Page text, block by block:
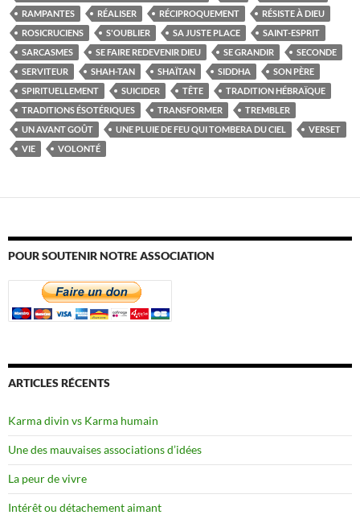
RAMPANTES
RÉALISER RÉCIPROQUEMENT
RÉSISTE À DIEU
ROSICRUCIENS
S'OUBLIER SA JUSTE PLACE
SAINT-ESPRIT
SARCASMES
SE FAIRE REDEVENIR DIEU SE GRANDIR
SECONDE
SERVITEUR
SHAH-TAN SHAÏTAN SIDDHA
SON PÈRE
SPIRITUELLEMENT
SUICIDER TÊTE
TRADITION HÉBRAÏQUE
TRADITIONS ÉSOTÉRIQUES
TRANSFORMER
TREMBLER
UN AVANT GOÛT
UNE PLUIE DE FEU QUI TOMBERA DU CIEL
VERSET
VIE
VOLONTÉ
POUR SOUTENIR NOTRE ASSOCIATION
ARTICLES RÉCENTS
Karma divin vs Karma humain
Une des mauvaises associations d’idées
La peur de vivre
Intérêt ou détachement aimant